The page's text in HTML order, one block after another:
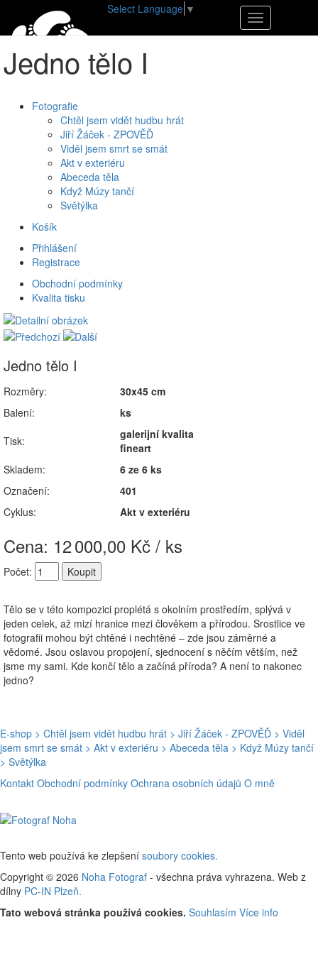
Navigace
Vratislav Noha
Select Language ▼
•Jedno tělo I
Jedno tělo I
Fotografie
Chtěl jsem vidět hudbu hrát
Jiří Žáček - ZPOVĚĎ
Viděl jsem smrt se smát
Akt v exteriéru
Abeceda těla
Když Múzy tančí
Světýlka
Košík
Přihlášení
Registrace
Obchodní podmínky
Kvalita tisku
Jedno tělo I
Rozměry:
30x45 cm
Balení:
ks
Tisk:
galerijní kvalita
fineart
Skladem:
6 ze 6 ks
Označení:
401
Cyklus:
Akt v exteriéru
Cena: 12000,00 Kč / ks
Počet:
Tělo se v této kompozici proplétá s okolním prostředím, splývá v
jeden celek, až mizí hranice mezi člověkem a přírodou. Srostlice ve
fotografii mohou být chtěné i nechtěné – zde jsou záměrné a
vědomé. Jsou oslavou propojení, sjednocení s něčím větším, než
jsme my sami. Kde končí tělo a začíná příroda? A není to nakonec
jedno?
E-shop > Chtěl jsem vidět hudbu hrát > Jiří Žáček - ZPOVĚĎ > Viděl
jsem smrt se smát > Akt v exteriéru > Abeceda těla > Když Múzy tančí
> Světýlka
Kontakt Obchodní podmínky Ochrana osobních údajů O mně
Tento web používá ke zlepšení soubory cookies.
Copyright © 2026 Noha Fotograf - všechna práva vyhrazena. Web z
dílny PC-IN Plzeň.
Tato webová stránka používá cookies. Souhlasím Více info